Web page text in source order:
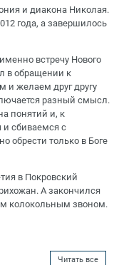
и диакона Николая.
года, а завершилось
встречу Нового
в обращении к
и желаем друг другу
разный смысл.
понятий и, к
сбиваемся с
обрести только в Боге
в Покровский
А закончился
колокольным звоном.
Читать все